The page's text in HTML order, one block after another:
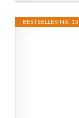
BESTSELLER NR. 13